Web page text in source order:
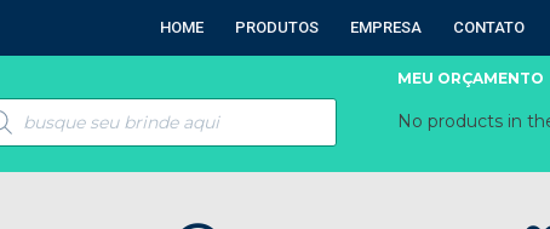
HOME PRODUTOS EMPRESA CONTATO
MEU ORÇAMENTO
No products in